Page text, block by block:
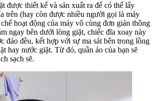
được thiết kế và sản xuất ra để có thể lấy
trên (hay còn được nhiều người gọi là máy
hoạt động của máy vô cùng đơn giản thông
ngay bên dưới lòng giặt, chiếc đĩa xoay này
đảo đều, kết hợp với sự ma sát bên trong lồng
hay nước giặt. Từ đó, quần áo của bạn sẽ
sạch sẽ.